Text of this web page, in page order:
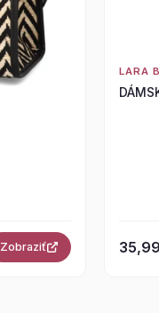
Zobraziť
LARA